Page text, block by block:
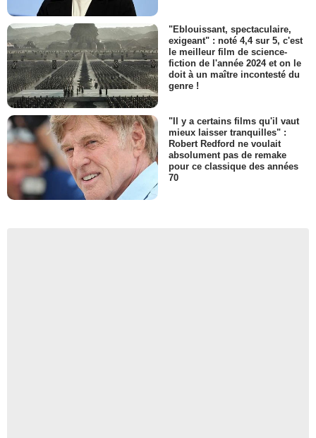
"Eblouissant, spectaculaire,
exigeant" : noté 4,4 sur 5, c'est
le meilleur film de science-
fiction de l'année 2024 et on le
doit à un maître incontesté du
genre !
"Il y a certains films qu'il vaut
mieux laisser tranquilles" :
Robert Redford ne voulait
absolument pas de remake
pour ce classique des années
70